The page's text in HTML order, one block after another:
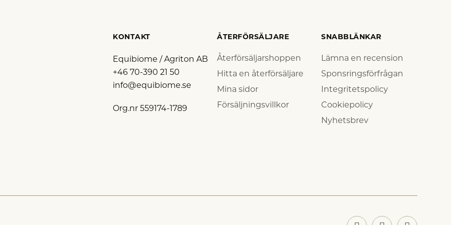
KONTAKT
Equibiome / Agriton AB
+46 70-390 21 50
info@equibiome.se
Org.nr 559174-1789
ÅTERFÖRSÄLJARE
Återförsäljarshoppen
Hitta en återförsäljare
Mina sidor
Försäljningsvillkor
SNABBLÄNKAR
Lämna en recension
Sponsringsförfrågan
Integritetspolicy
Cookiepolicy
Nyhetsbrev